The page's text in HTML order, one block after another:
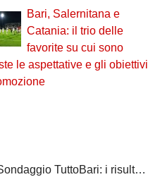
Bari, Salernitana e
Catania: il trio delle
favorite su cui sono
le aspettative e gli obiettivi
TuttoBari: i risultati provvisori